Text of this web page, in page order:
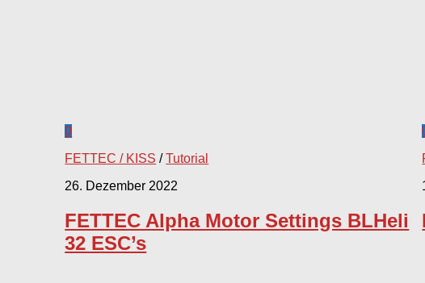
0
FETTEC / KISS /Tutorial
26. Dezember 2022
FETTEC Alpha Motor Settings BLHeli
32 ESC’s